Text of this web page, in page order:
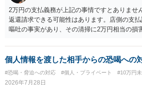
2万円の支払義務が上記の事情ですとありませ
返還請求できる可能性はあります。店側の支払
嘔吐の事実があり、その清掃に2万円相当の損
個人情報を渡した相手からの恐喝への
#恐喝・脅迫への対応 #個人・プライベート #10万円
2026年7月28日